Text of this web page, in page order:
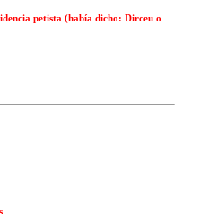
petista (había dicho: Dirceu o